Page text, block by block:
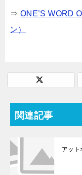
⇒ ONE’S WORD
ン）
関連記事
アット